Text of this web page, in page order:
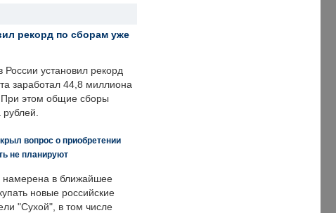
рекорд по сборам уже
установил рекорд
заработал 44,8 миллиона
При этом общие сборы
вопрос о приобретении
не планируют
намерена в ближайшее
новые российские
"Сухой", в том числе